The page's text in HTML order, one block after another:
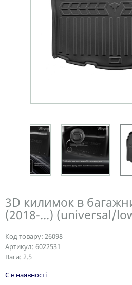
3D килимок в
(2018-...) (universal/
Код товару: 26098
Артикул: 6022531
Вага: 2.5
Є в наявності